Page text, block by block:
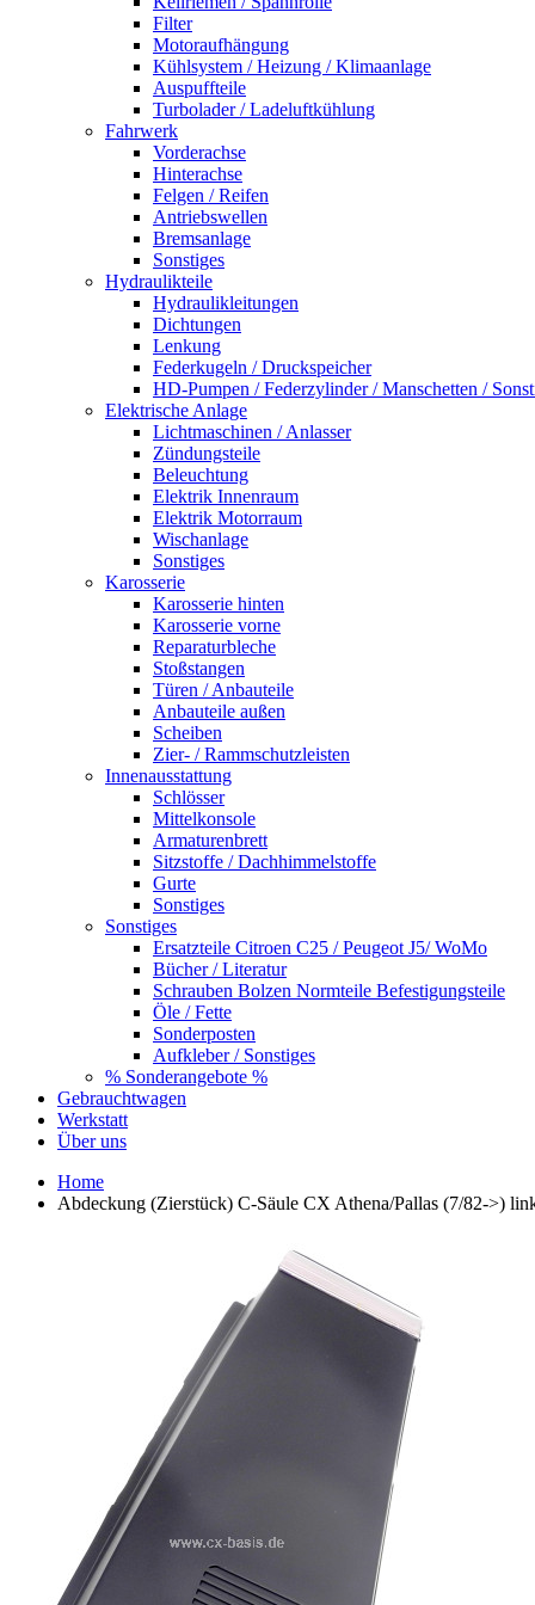
Filter
Motoraufhängung
Kühlsystem / Heizung / Klimaanlage
Auspuffteile
Turbolader / Ladeluftkühlung
Fahrwerk
Vorderachse
Hinterachse
Felgen / Reifen
Antriebswellen
Bremsanlage
Sonstiges
Hydraulikteile
Hydraulikleitungen
Dichtungen
Lenkung
Federkugeln / Druckspeicher
HD-Pumpen / Federzylinder / Manschetten /
Elektrische Anlage
Lichtmaschinen / Anlasser
Zündungsteile
Beleuchtung
Elektrik Innenraum
Elektrik Motorraum
Wischanlage
Sonstiges
Karosserie
Karosserie hinten
Karosserie vorne
Reparaturbleche
Stoßstangen
Türen / Anbauteile
Anbauteile außen
Scheiben
Zier- / Rammschutzleisten
Innenausstattung
Schlösser
Mittelkonsole
Armaturenbrett
Sitzstoffe / Dachhimmelstoffe
Gurte
Sonstiges
Sonstiges
Ersatzteile Citroen C25 / Peugeot J5/ WoMo
Bücher / Literatur
Schrauben Bolzen Normteile Befestigungsteile
Öle / Fette
Sonderposten
Aufkleber / Sonstiges
% Sonderangebote %
Gebrauchtwagen
Werkstatt
Über uns
Home
Abdeckung (Zierstück) C-Säule CX Athena/Pallas (7/82->)